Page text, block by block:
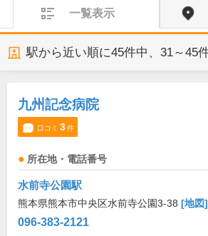
一覧表示
駅から近い順に45件中、 31～45
九州記念病院
口コミ 3件
所在地・電話番号
水前寺公園駅
熊本県熊本市中央区水前寺公園3-38 [地図]
096-383-2121